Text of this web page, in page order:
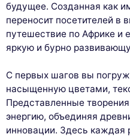
будущее. Созданная как
переносит посетителей в
путешествие по Африке и
яркую и бурно
С первых шагов вы
насыщенную цветами,
Представленные
энергию, объединяя
инновации. Здесь каждая